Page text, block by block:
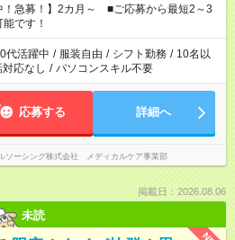
教えてくださいね。 ※Wワーク希望
事で希望する勤務時間と、もう1つのお仕事
週40時間を超える場合は応募できません。
！急募！】2カ月～ ■ご応募から最短2～3
です！
代活躍中 / 服装自由 / シフト勤務 / 10名以
対応なし / パソコンスキル不要
応募する 詳細へ
ソーシング株式会社 メディカルケア事業部
掲載日：2026.08.06
未読